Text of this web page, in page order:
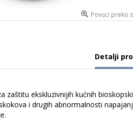
Povuci preko
Detalji
zaštitu ekskluzivnijih kućnih
i drugih abnormalnosti